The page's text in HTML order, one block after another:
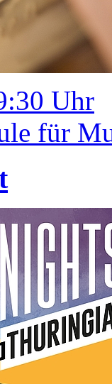
Uhr
für